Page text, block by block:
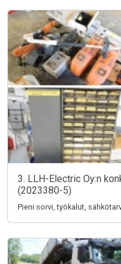
3. LLH-Electric Oy:n
(2023380-5)
Pieni sorvi, työkalut,